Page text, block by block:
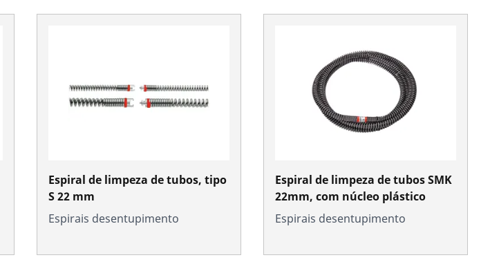
Espiral de limpeza de tubos, tipo
S 22 mm
Espirais desentupimento
Espiral de limpeza de tubos SMK
22mm, com núcleo plástico
Espirais desentupimento